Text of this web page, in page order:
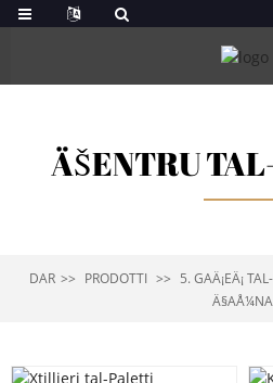
ÄŠENTRU
DAR PRODOTTI 5. GAÄ¡EÄ¡
Ä§AÅ¼NA